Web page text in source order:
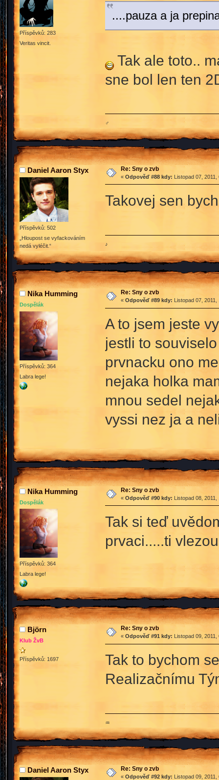
Příspěvků: 283
Veritas vincit.
....pauza a ja
Tak ale toto..
sne bol len ten
♂
Daniel Aaron Styx
Příspěvků: 502
„Hloupost se vyfackováním
nedá vyléčit.“
Re: Sny o zvb
« Odpověď #88 kdy: Listopad 07,
Takovej sen
♪
Nika Humming
Dospělák
Příspěvků: 364
Labra lege!
Re: Sny o zvb
« Odpověď #89 kdy: Listopad 07,
A to jsem jeste
jestli to
prvnacku ono
nejaka holka
mnou sedel
vyssi nez ja a
Nika Humming
Dospělák
Příspěvků: 364
Labra lege!
Re: Sny o zvb
« Odpověď #90 kdy: Listopad 08, 2011,
Tak si teď
prvaci.....ti
Björn
Klub ŽvB
Příspěvků: 1697
Re: Sny o zvb
« Odpověď #91 kdy: Listopad 09,
Tak to bychom
Realizačnímu
♒
Daniel Aaron Styx Re: Sny o zvb
« Odpověď #92 kdy: Listopad 09,